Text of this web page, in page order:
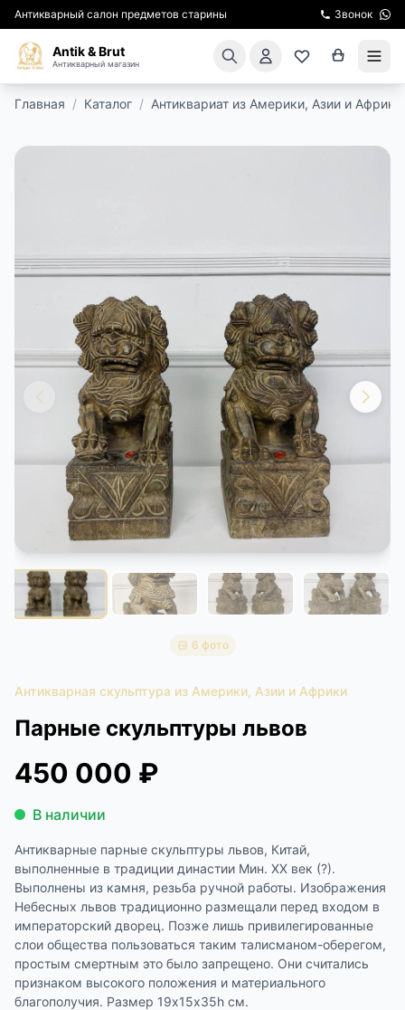
Антикварный салон предметов старины Звонок
Antik & Brut
Антикварный магазин
РЕСТАВРАЦИЯ
КУРСЫ ПО РЕСТАВРАЦИИ
КОНТАКТЫ
ДОСТАВКА И ОПЛАТА
Главная / Каталог / Антиквариат из Америки, Азии и Африки
6 фото
Антикварная скульптура из Америки, Азии и Африки
Парные скульптуры львов
450 000 ₽
В наличии
Антикварные парные скульптуры львов, Китай,
выполненные в традиции династии Мин. XX век (?).
Выполнены из камня, резьба ручной работы. Изображения
Небесных львов традиционно размещали перед входом в
императорский дворец. Позже лишь привилегированные
слои общества пользоваться таким талисманом-оберегом,
простым смертным это было запрещено. Они считались
признаком высокого положения и материального
благополучия. Размер 19х15х35h см.